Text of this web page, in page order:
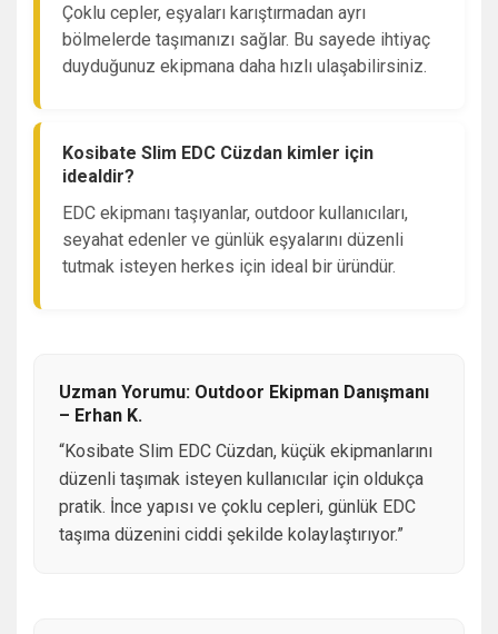
Çoklu cepler, eşyaları karıştırmadan ayrı
bölmelerde taşımanızı sağlar. Bu sayede ihtiyaç
duyduğunuz ekipmana daha hızlı ulaşabilirsiniz.
Kosibate Slim EDC Cüzdan kimler için
idealdir?
EDC ekipmanı taşıyanlar, outdoor kullanıcıları,
seyahat edenler ve günlük eşyalarını düzenli
tutmak isteyen herkes için ideal bir üründür.
Uzman Yorumu: Outdoor Ekipman Danışmanı
– Erhan K.
“Kosibate Slim EDC Cüzdan, küçük ekipmanlarını
düzenli taşımak isteyen kullanıcılar için oldukça
pratik. İnce yapısı ve çoklu cepleri, günlük EDC
taşıma düzenini ciddi şekilde kolaylaştırıyor.”